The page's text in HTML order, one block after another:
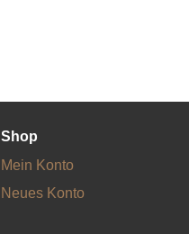
Shop
Mein Konto
Neues Konto